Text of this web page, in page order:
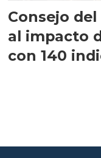
Consejo
al impacto
con 140